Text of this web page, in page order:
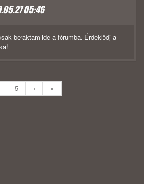
05:46
beraktam ide a fórumba. Érdeklődj a
5 › »